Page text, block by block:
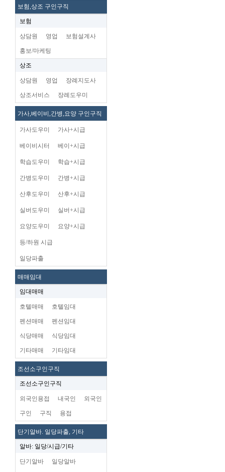
보험,상조 구인구직
보험
상담원 영업 보험설계사
홍보/마케팅
상조
상담원 영업 장례지도사
상조서비스 장례도우미
가사,베이비,간병,요양 구인구직
가사도우미 가사+시급
베이비시터 베이+시급
학습도우미 학습+시급
간병도우미 간병+시급
산후도우미 산후+시급
실버도우미 실버+시급
요양도우미 요양+시급
등/하원 시급
일당파출
매매임대
임대매매
호텔매매 호텔임대
펜션매매 펜션임대
식당매매 식당임대
기타매매 기타임대
조선소구인구직
조선소구인구직
외국인용접 내국인 외국인
구인 구직 용접
단기알바. 일당파출, 기타
알바: 일당/시급/기타
단기알바 일당알바